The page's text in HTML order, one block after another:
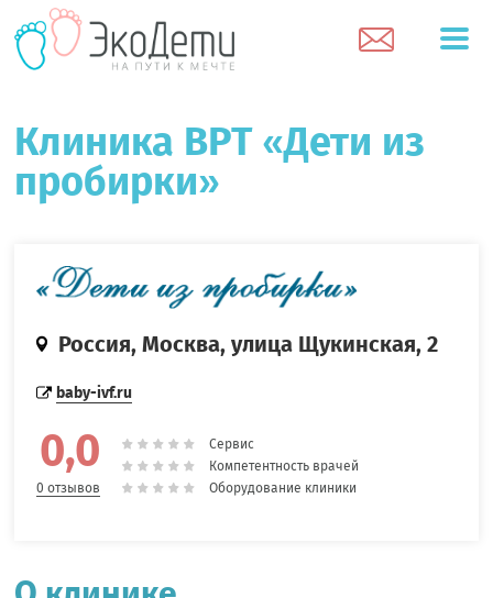
Клиника ВРТ «Дети из
пробирки»
Россия, Москва, улица Щукинская, 2
0,0
0 отзывов
Сервис
Компетентность врачей
Оборудование клиники
baby-ivf.ru